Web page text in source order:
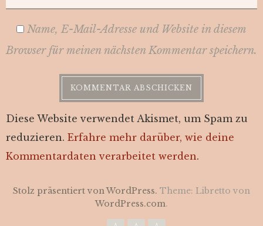
Name, E-Mail-Adresse und Website in diesem
Browser für meinen nächsten Kommentar speichern.
Diese Website verwendet Akismet, um Spam zu
reduzieren. Erfahre mehr darüber, wie deine
Kommentardaten verarbeitet werden.
Stolz präsentiert von WordPress. Theme: Libretto von
WordPress.com.